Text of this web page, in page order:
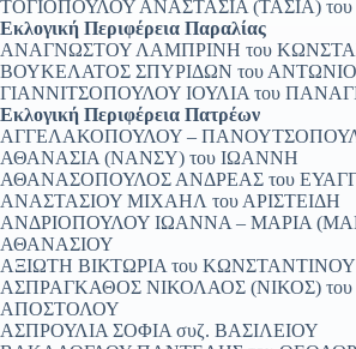
ΤΟΓΙΟΠΟΥΛΟΥ ΑΝΑΣΤΑΣΙΑ (ΤΑΣΙΑ)
Εκλογική Περιφέρεια Παραλίας
ΑΝΑΓΝΩΣΤΟΥ ΛΑΜΠΡΙΝΗ του
ΒΟΥΚΕΛΑΤΟΣ ΣΠΥΡΙΔΩΝ του
ΓΙΑΝΝΙΤΣΟΠΟΥΛΟΥ ΙΟΥΛΙΑ του
Εκλογική Περιφέρεια Πατρέων
ΑΓΓΕΛΑΚΟΠΟΥΛΟΥ –
ΑΘΑΝΑΣΙΑ (ΝΑΝΣΥ) του ΙΩΑΝΝΗ
ΑΘΑΝΑΣΟΠΟΥΛΟΣ ΑΝΔΡΕΑΣ του
ΑΝΑΣΤΑΣΙΟΥ ΜΙΧΑΗΛ του ΑΡΙΣΤΕΙΔΗ
ΑΝΔΡΙΟΠΟΥΛΟΥ ΙΩΑΝΝΑ – ΜΑΡΙΑ
ΑΘΑΝΑΣΙΟΥ
ΑΞΙΩΤΗ ΒΙΚΤΩΡΙΑ του ΚΩΝΣΤΑΝΤΙΝΟΥ
ΑΣΠΡΑΓΚΑΘΟΣ ΝΙΚΟΛΑΟΣ (ΝΙΚΟΣ) του
ΑΠΟΣΤΟΛΟΥ
ΑΣΠΡΟΥΛΙΑ ΣΟΦΙΑ συζ. ΒΑΣΙΛΕΙΟΥ